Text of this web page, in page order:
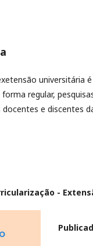
universitária
regular,
docentes e discentes
-